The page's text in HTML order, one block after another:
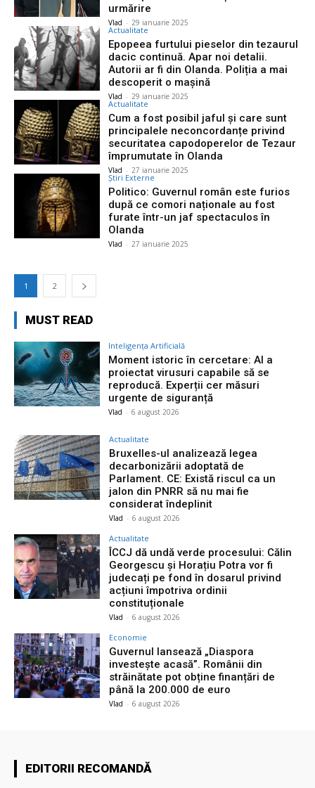
urmărire
Vlad - 29 ianuarie 2025
Actualitate
Epopeea furtului pieselor din tezaurul
dacic continuă. Apar noi detalii.
Autorii ar fi din Olanda. Poliția a mai
descoperit o mașină
Vlad - 29 ianuarie 2025
Actualitate
Cum a fost posibil jaful și care sunt
principalele neconcordanțe privind
securitatea capodoperelor de Tezaur
împrumutate în Olanda
Vlad - 27 ianuarie 2025
Știri Externe
Politico: Guvernul român este furios
după ce comori naționale au fost
furate într-un jaf spectaculos în
Olanda
Vlad - 27 ianuarie 2025
1 2
MUST READ
Inteligența Artificială
Moment istoric în cercetare: AI a
proiectat virusuri capabile să se
reproducă. Experții cer măsuri
urgente de siguranță
Vlad - 6 august 2026
Actualitate
Bruxelles-ul analizează legea
decarbonizării adoptată de
Parlament. CE: Există riscul ca un
jalon din PNRR să nu mai fie
considerat îndeplinit
Vlad - 6 august 2026
Actualitate
ÎCCJ dă undă verde procesului: Călin
Georgescu și Horațiu Potra vor fi
judecați pe fond în dosarul privind
acțiuni împotriva ordinii
constituționale
Vlad - 6 august 2026
Economie
Guvernul lansează „Diaspora
investește acasă”. Românii din
străinătate pot obține finanțări de
până la 200.000 de euro
Vlad - 6 august 2026
EDITORII RECOMANDĂ